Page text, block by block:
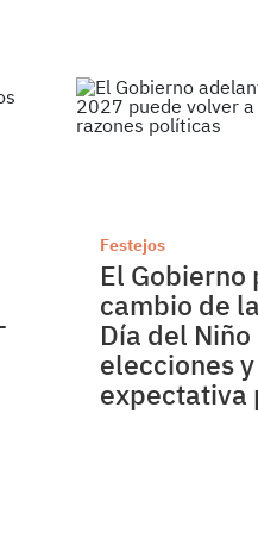
Festejos
El
cambio de
Día del
elecciones
expectativa